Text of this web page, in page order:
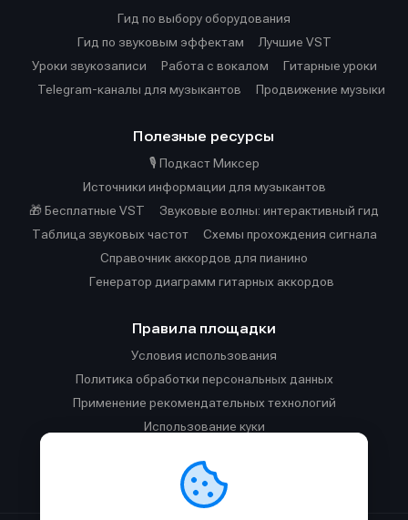
Гид по выбору оборудования
Гид по звуковым эффектам
Лучшие VST
Уроки звукозаписи
Работа с вокалом
Гитарные уроки
Telegram-каналы для музыкантов
Продвижение музыки
Полезные ресурсы
🎙️ Подкаст Миксер
Источники информации для музыкантов
🎁 Бесплатные VST
Звуковые волны: интерактивный гид
Таблица звуковых частот
Cхемы прохождения сигнала
Справочник аккордов для пианино
Генератор диаграмм гитарных аккордов
Правила площадки
Условия использования
Политика обработки персональных данных
Применение рекомендательных технологий
Использование куки
Правила общения в Телеграм-чате